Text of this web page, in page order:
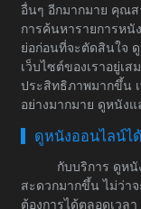
อื่นๆ อีกมากมาย คุณ
การค้นหารายการหนั
ย่อก่อนที่จะตัดสินใจ
เว็บไซต์ของเราอยู่เ
ประสิทธิภาพมากขึ้น
อย่างมากมาย ดูหนัง
ดูหนังออนไลน์ไ
กับบริการ ดูหนั
สะดวกมากขึ้น ไม่ว่า
ต้องการได้ตลอดเวล